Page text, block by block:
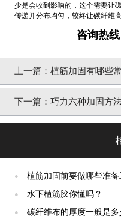
少是会收到影响的，这个需要让
传递并分布均匀，较终让碳纤维
咨询热线
上一篇： 植筋加固有哪些
下一篇： 巧力六种加固方
● 植筋加固前要做哪些准备
● 水下植筋胶你懂吗？
● 碳纤维布的厚度一般是多